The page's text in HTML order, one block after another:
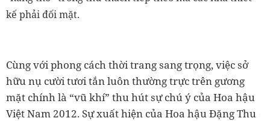
kế phải đối mặt.
Cùng với phong cách thời trang sang trọng, việc sở
hữu nụ cười tươi tắn luôn thường trực trên gương
mặt chính là “vũ khí” thu hút sự chú ý của Hoa hậu
Việt Nam 2012. Sự xuất hiện của Hoa hậu Đặng Thu